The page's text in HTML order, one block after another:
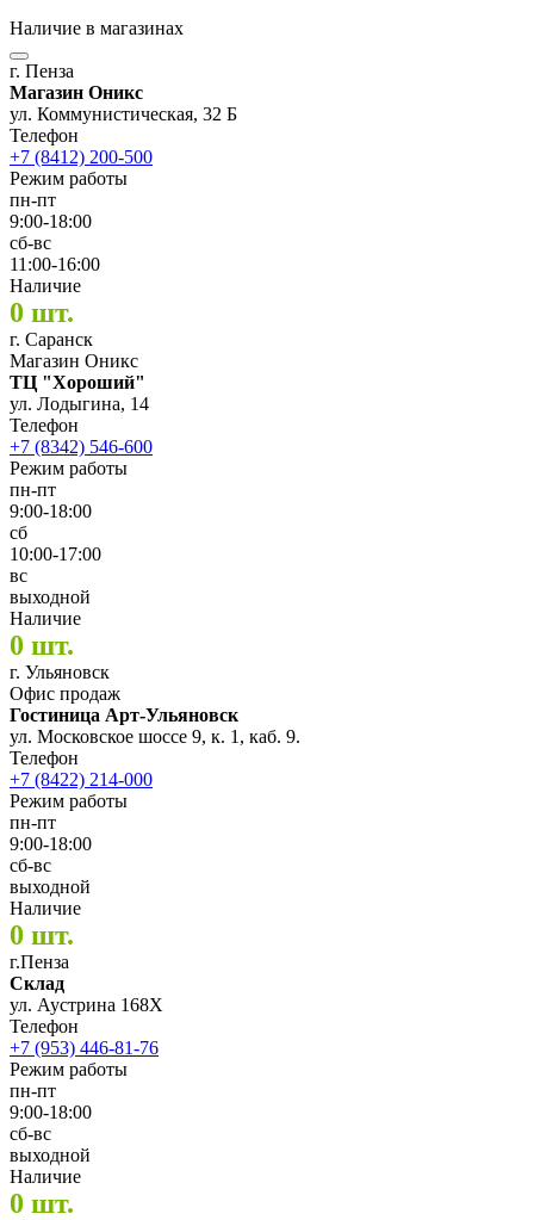
Наличие в магазинах
г. Пенза
Магазин Оникс
ул. Коммунистическая, 32 Б
Телефон
+7 (8412) 200-500
Режим работы
пн-пт
9:00-18:00
сб-вс
11:00-16:00
Наличие
0 шт.
г. Саранск
Магазин Оникс
ТЦ "Хороший"
ул. Лодыгина, 14
Телефон
+7 (8342) 546-600
Режим работы
пн-пт
9:00-18:00
сб
10:00-17:00
вс
выходной
Наличие
0 шт.
г. Ульяновск
Офис продаж
Гостиница Арт-Ульяновск
ул. Московское шоссе 9, к. 1, каб. 9.
Телефон
+7 (8422) 214-000
Режим работы
пн-пт
9:00-18:00
сб-вс
выходной
Наличие
0 шт.
г.Пенза
Склад
ул. Аустрина 168Х
Телефон
+7 (953) 446-81-76
Режим работы
пн-пт
9:00-18:00
сб-вс
выходной
Наличие
0 шт.